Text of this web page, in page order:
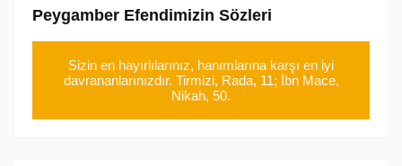
Peygamber Efendimizin Sözleri
Sizin en hayırlılarınız, hanımlarına karşı en iyi
davrananlarınızdır. Tirmizi, Rada, 11; İbn Mace,
Nikah, 50.